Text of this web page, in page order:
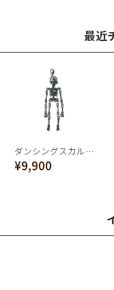
最近
ダンシングスカル チャーム
¥9,900